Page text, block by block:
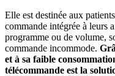
Elle est destinée aux
commande intégrée à leurs
programme ou de volume,
commande incommode.
et à sa faible
télécommande est la